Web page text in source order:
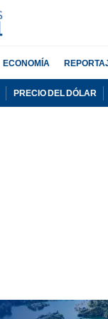
ECONOMÍA
PRECIO DEL DÓLAR